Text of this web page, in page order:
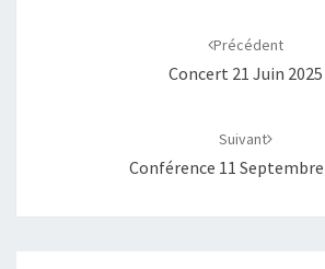
Précédent
Concert 21 Juin 2025
Suivant
Conférence 11 Septembre